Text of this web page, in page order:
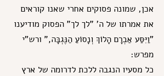
אכן, שמונה פסוקים אחרי שאנו קוראים
את אמרתו של ה' "לך לך" הפסוק מודיענו
"וַיִּסַּע אַבְרָם הָלוֹךְ וְנָסוֹעַ הַנֶּגְבָּה," ורש"י
מפרש:
כל מסעיו הנגבה ללכת לדרומה של ארץ